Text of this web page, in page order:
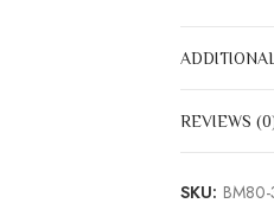
REVIEWS
SKU: BM80-